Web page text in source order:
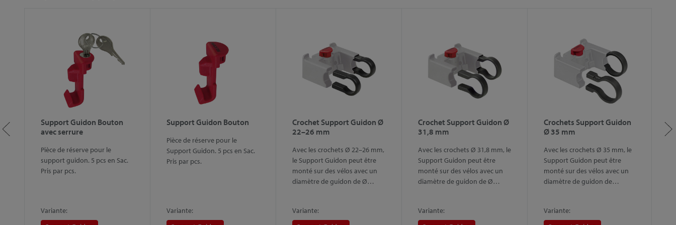
Support Guidon Bouton
avec serrure
Pièce de réserve pour le
support guidon. 5 pcs en Sac.
Pris par pcs.
Variante:
Support Guidon Bouton
Pièce de réserve pour le
Support Guidon. 5 pcs en Sac.
Pris par pcs.
Variante:
Crochet Support Guidon Ø
22–26 mm
Avec les crochets Ø 22–26 mm,
le Support Guidon peut être
monté sur des vélos avec un
diamètre de guidon de Ø…
Variante:
Crochet Support Guidon Ø
31,8 mm
Avec les crochets Ø 31,8 mm, le
Support Guidon peut être
monté sur des vélos avec un
diamètre de guidon de Ø…
Variante:
Crochets Support Guidon
Ø 35 mm
Avec les crochets Ø 35 mm, le
Support Guidon peut être
monté sur des vélos avec un
diamètre de guidon de…
Variante: